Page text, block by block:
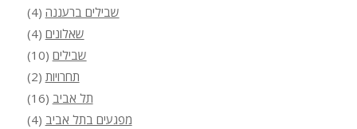
שבילים ברעננה (4)
שאלונים (4)
שבילים (10)
תחרויות (2)
תל אביב (16)
מפגעים בתל אביב (4)